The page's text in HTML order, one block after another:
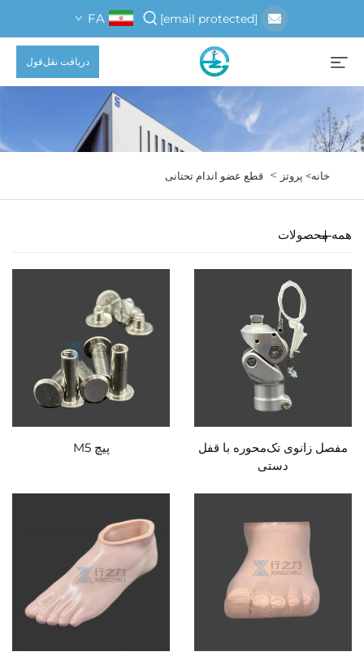
[email protected]
FA
دریافت نقل‌قول
خانه> پروتز > قطع عضو اندام تحتانی
همه محصولات
مفصل زانوی تک‌محوره با قفل
دستی
پیچ M5